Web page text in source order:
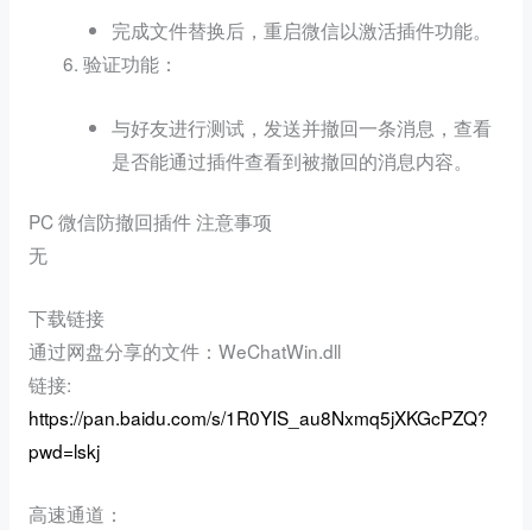
完成文件替换后，重启微信以激活插件功能。
验证功能 ：
与好友进行测试，发送并撤回一条消息，查看
是否能通过插件查看到被撤回的消息内容。
PC 微信防撤回插件 注意事项
无
下载链接
通过网盘分享的文件：WeChatWin.dll
链接:
https://pan.baidu.com/s/1R0YIS_au8Nxmq5jXKGcPZQ?
pwd=lskj
高速通道：